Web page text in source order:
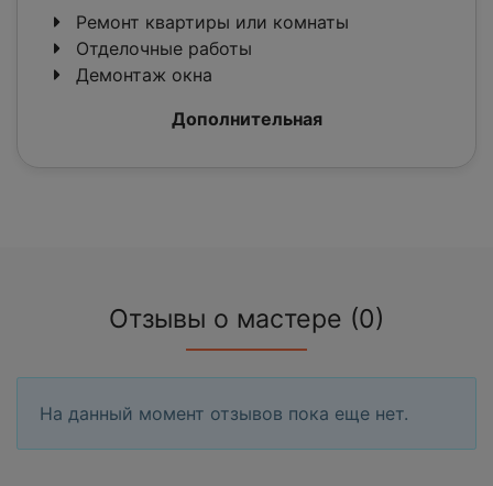
Ремонт квартиры или комнаты
Отделочные работы
Демонтаж окна
Дополнительная
Отзывы о мастере (0)
На данный момент отзывов пока еще нет.